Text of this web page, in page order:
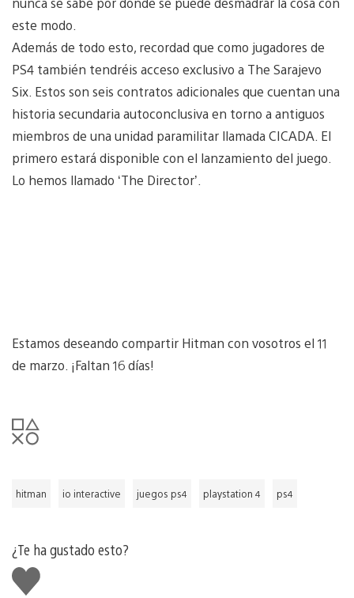
este modo.
Además de todo esto, recordad que como jugadores de
PS4 también tendréis acceso exclusivo a The Sarajevo
Six. Estos son seis contratos adicionales que cuentan una
historia secundaria autoconclusiva en torno a antiguos
miembros de una unidad paramilitar llamada CICADA. El
primero estará disponible con el lanzamiento del juego.
Lo hemos llamado ‘The Director’.
Estamos deseando compartir Hitman con vosotros el 11
de marzo. ¡Faltan 16 días!
hitman io interactive juegos ps4 playstation 4 ps4
¿Te ha gustado esto?
Me
gusta